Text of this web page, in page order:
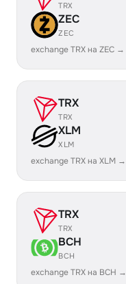
TRX
ZEC
ZEC
exchange TRX на ZEC →
TRX
TRX
XLM
XLM
exchange TRX на XLM →
TRX
TRX
BCH
BCH
exchange TRX на BCH →